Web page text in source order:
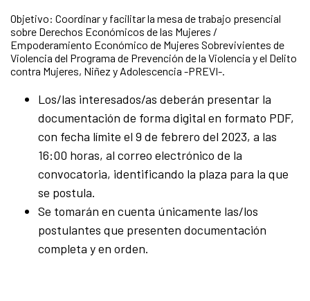
Objetivo: Coordinar y facilitar la mesa de trabajo presencial
sobre Derechos Económicos de las Mujeres /
Empoderamiento Económico de Mujeres Sobrevivientes de
Violencia del Programa de Prevención de la Violencia y el Delito
contra Mujeres, Niñez y Adolescencia -PREVI-.
Los/las interesados/as deberán presentar la
documentación de forma digital en formato PDF,
con fecha límite el 9 de febrero del 2023, a las
16:00 horas, al correo electrónico de la
convocatoria, identificando la plaza para la que
se postula.
Se tomarán en cuenta únicamente las/los
postulantes que presenten documentación
completa y en orden.